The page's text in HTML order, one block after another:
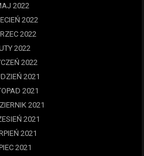
2022
2022
2022
2022
2022
2021
2021
2021
2021
2021
2021